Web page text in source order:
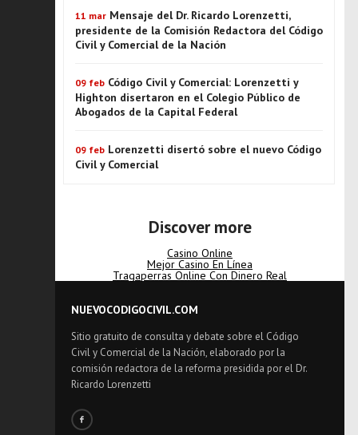
11 mar Mensaje del Dr. Ricardo Lorenzetti,
presidente de la Comisión Redactora del Código
Civil y Comercial de la Nación
09 feb Código Civil y Comercial: Lorenzetti y
Highton disertaron en el Colegio Público de
Abogados de la Capital Federal
09 feb Lorenzetti disertó sobre el nuevo Código
Civil y Comercial
Discover more
Casino Online
Mejor Casino En Línea
Tragaperras Online Con Dinero Real
NUEVOCODIGOCIVIL.COM
Sitio gratuito de consulta y debate sobre el Código
Civil y Comercial de la Nación, elaborado por la
comisión redactora de la reforma presidida por el Dr.
Ricardo Lorenzetti